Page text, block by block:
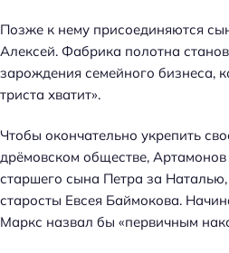
Позже к нему присоединяются
Алексей. Фабрика полотна
зарождения семейного бизнеса,
триста хватит».
Чтобы окончательно укрепить
дрёмовском обществе, Артамонов
старшего сына Петра за Наталью,
старосты Евсея Баймокова.
Маркс назвал бы «первичным